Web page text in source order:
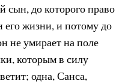
до которого право
его жизни, и потому до
не умирает на поле
которым в силу
одна, Санса,